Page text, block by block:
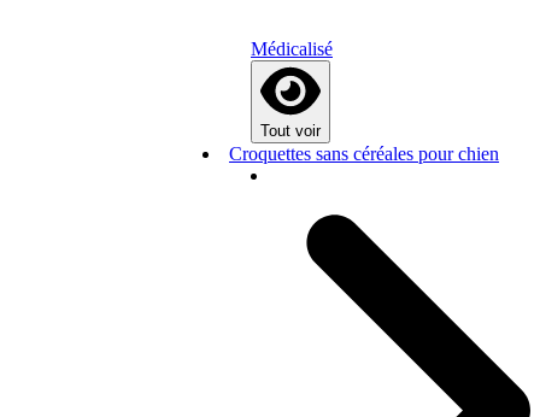
Médicalisé
Tout voir
Croquettes sans céréales pour chien